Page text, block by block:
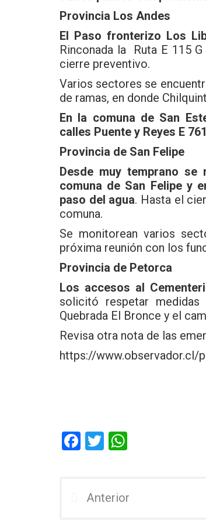
Provincia Los Andes
El Paso fronterizo Los
Rinconada la Ruta E 115
cierre preventivo.
Varios sectores se
de ramas, en donde
En la comuna de San
calles Puente y Reyes E
Provincia de San Felipe
Desde muy temprano se
comuna de San Felipe y
paso del agua. Hasta el
comuna.
Se monitorean varios
próxima reunión con los
Provincia de Petorca
Los accesos al
solicitó respetar
Quebrada El Bronce y el
Revisa otra nota de las
https://www.observador.cl/
F
b
T
er s
Anterior